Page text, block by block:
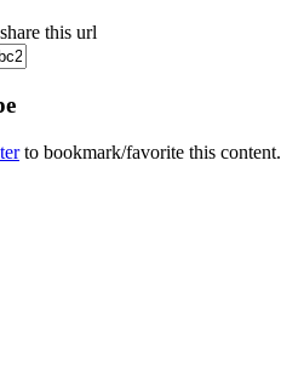
this url
to bookmark/favorite this content.